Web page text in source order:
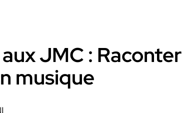
JMC :
musique